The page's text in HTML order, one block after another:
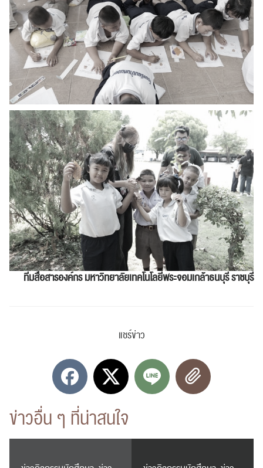
ทีมสื่อสารองค์กรมหาวิทยาลัยเทคโนโลยีพระจอมเกล้าธนบุรี ราชบุรี
แชร์ข่าว
ข่าวอื่น ๆ ที่น่าสนใจ
RC Activity
ส่งข่าวประชาสัมพันธ์
ปฏิทิน
ส่งข่าวประชาสัมพันธ์
RC Activity